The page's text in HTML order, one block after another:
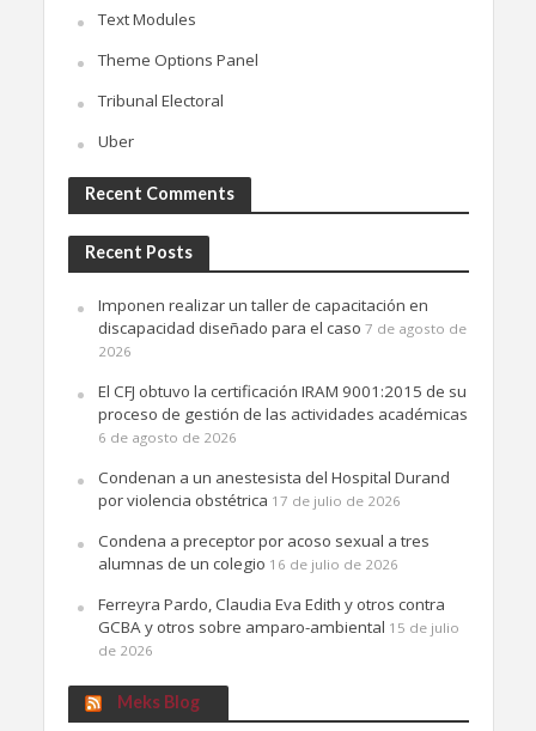
Text Modules
Theme Options Panel
Tribunal Electoral
Uber
Recent Comments
Recent Posts
Imponen realizar un taller de capacitación en
discapacidad diseñado para el caso 7 de agosto de
2026
El CFJ obtuvo la certificación IRAM 9001:2015 de su
proceso de gestión de las actividades académicas
6 de agosto de 2026
Condenan a un anestesista del Hospital Durand
por violencia obstétrica 17 de julio de 2026
Condena a preceptor por acoso sexual a tres
alumnas de un colegio 16 de julio de 2026
Ferreyra Pardo, Claudia Eva Edith y otros contra
GCBA y otros sobre amparo-ambiental 15 de julio
de 2026
Meks Blog